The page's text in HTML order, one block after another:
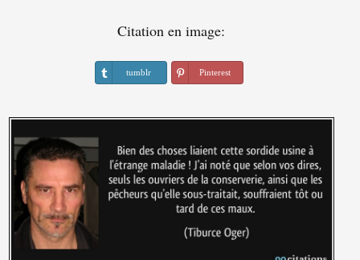
Citation en image:
tumblr Pinterest